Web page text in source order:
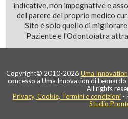
indicative, non impegnative e
del parere del proprio medico
Sito è solo quello di
Paziente e l'Odontoiatra
Copyright© 2010-2026 Uma Innovation
concesso a Uma Innovation di
All rights
Privacy, Cookie, Termini e condizioni -
Studio